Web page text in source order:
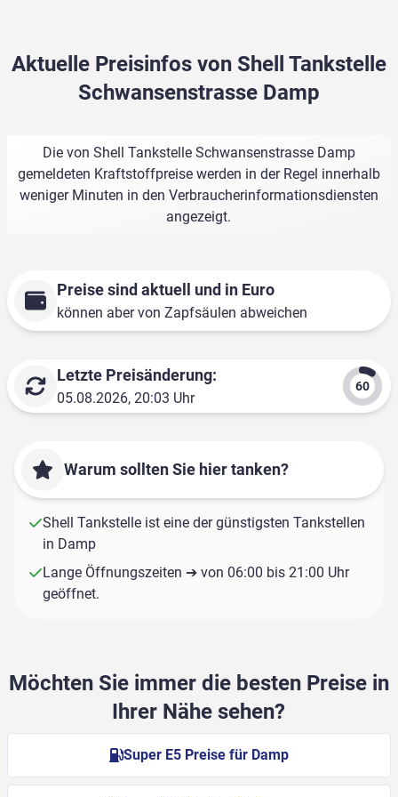
Aktuelle Preisinfos von Shell Tankstelle
Schwansenstrasse Damp
Die von Shell Tankstelle Schwansenstrasse Damp
gemeldeten Kraftstoffpreise werden in der Regel innerhalb
weniger Minuten in den Verbraucherinformationsdiensten
angezeigt.
Preise sind aktuell und in Euro
können aber von Zapfsäulen abweichen
Letzte Preisänderung:
05.08.2026, 20:03 Uhr
Warum sollten Sie hier tanken?
Shell Tankstelle ist eine der günstigsten Tankstellen
in Damp
Lange Öffnungszeiten ➔ von 06:00 bis 21:00 Uhr
geöffnet.
Möchten Sie immer die besten Preise in
Ihrer Nähe sehen?
Super E5 Preise für Damp